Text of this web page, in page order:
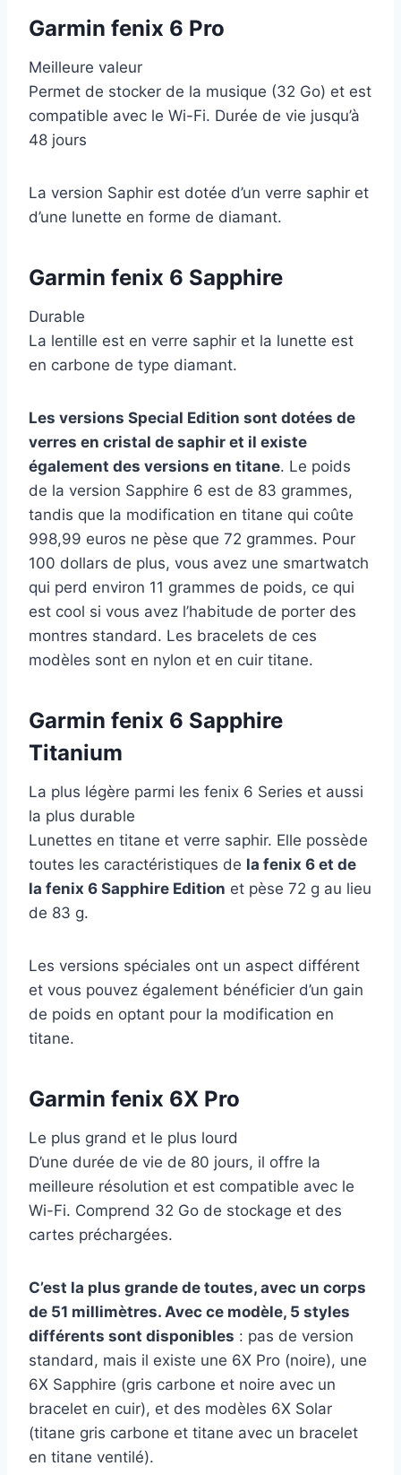
Garmin fenix 6 Pro
Meilleure valeur
Permet de stocker de la musique (32 Go) et est
compatible avec le Wi-Fi. Durée de vie jusqu’à
48 jours
La version Saphir est dotée d’un verre saphir et
d’une lunette en forme de diamant.
Garmin fenix 6 Sapphire
Durable
La lentille est en verre saphir et la lunette est
en carbone de type diamant.
Les versions Special Edition sont dotées de
verres en cristal de saphir et il existe
également des versions en titane. Le poids
de la version Sapphire 6 est de 83 grammes,
tandis que la modification en titane qui coûte
998,99 euros ne pèse que 72 grammes. Pour
100 dollars de plus, vous avez une smartwatch
qui perd environ 11 grammes de poids, ce qui
est cool si vous avez l’habitude de porter des
montres standard. Les bracelets de ces
modèles sont en nylon et en cuir titane.
Garmin fenix 6 Sapphire
Titanium
La plus légère parmi les fenix 6 Series et aussi
la plus durable
Lunettes en titane et verre saphir. Elle possède
toutes les caractéristiques de la fenix 6 et de
la fenix 6 Sapphire Edition et pèse 72 g au lieu
de 83 g.
Les versions spéciales ont un aspect différent
et vous pouvez également bénéficier d’un gain
de poids en optant pour la modification en
titane.
Garmin fenix 6X Pro
Le plus grand et le plus lourd
D’une durée de vie de 80 jours, il offre la
meilleure résolution et est compatible avec le
Wi-Fi. Comprend 32 Go de stockage et des
cartes préchargées.
C’est la plus grande de toutes, avec un corps
de 51 millimètres. Avec ce modèle, 5 styles
différents sont disponibles : pas de version
standard, mais il existe une 6X Pro (noire), une
6X Sapphire (gris carbone et noire avec un
bracelet en cuir), et des modèles 6X Solar
(titane gris carbone et titane avec un bracelet
en titane ventilé).